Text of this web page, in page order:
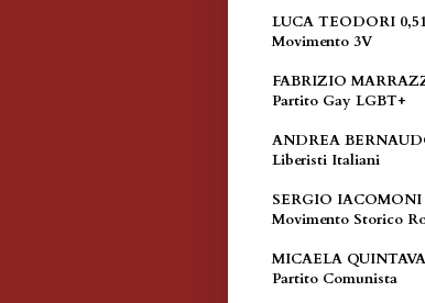
LUCA TEODORI 0,51
Movimento 3V
FABRIZIO
Partito Gay LGBT+
ANDREA
Liberisti
SERGIO IACOMONI
Movimento Storico
MICAELA
Partito Comunista